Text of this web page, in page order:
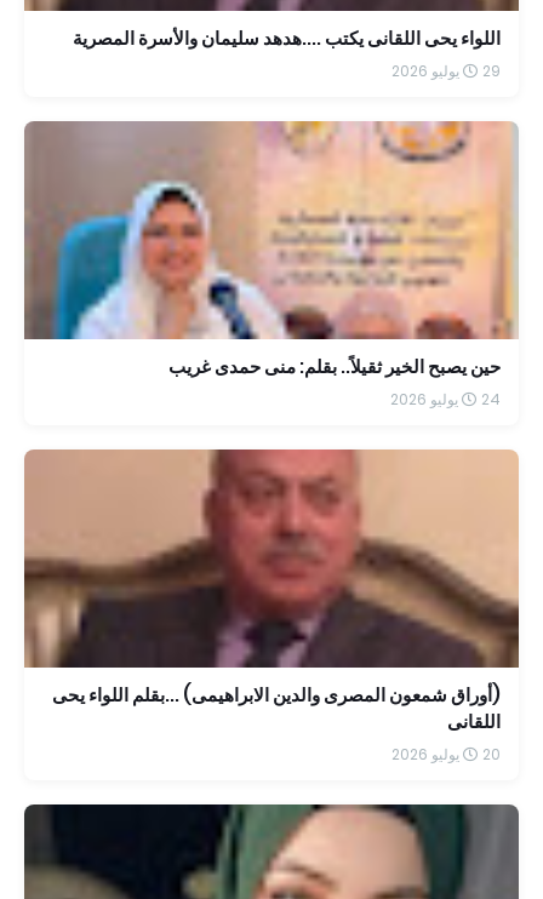
اللواء يحى اللقانى يكتب ....هدهد سليمان والأسرة المصرية
29 يوليو 2026
حين يصبح الخير ثقيلاً.. بقلم: منى حمدى غريب
24 يوليو 2026
(أوراق شمعون المصرى والدين الابراهيمى) ...بقلم اللواء يحى
اللقانى
20 يوليو 2026